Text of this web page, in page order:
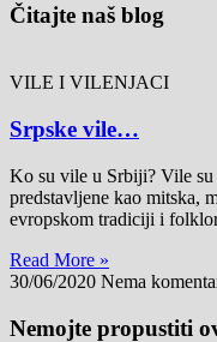
Čitajte naš blog
VILE I VILENJACI
Srpske vile…
Ko su vile u Srbiji? Vile su
predstavljene kao mitska,
evropskom tradiciji i
Read More »
30/06/2020 Nema
Nemojte propustiti